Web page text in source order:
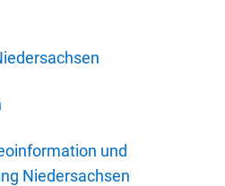
und
Niedersachsen